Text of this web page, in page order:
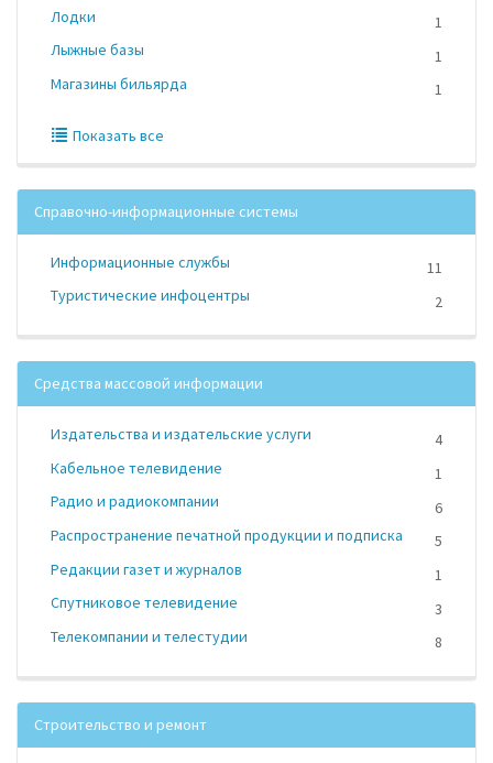
Лодки
1
Лыжные базы
1
Магазины бильярда
1
Показать все
Справочно-информационные системы
Информационные службы
11
Туристические инфоцентры
2
Средства массовой информации
Издательства и издательские услуги
4
Кабельное телевидение
1
Радио и радиокомпании
6
Распространение печатной продукции и подписка
5
Редакции газет и журналов
1
Спутниковое телевидение
3
Телекомпании и телестудии
8
Строительство и ремонт